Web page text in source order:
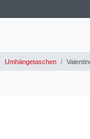
Umhängetaschen